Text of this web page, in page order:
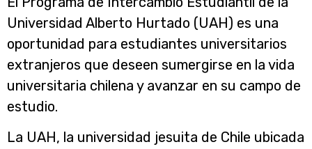
Universidad Alberto Hurtado (UAH) es una
oportunidad para estudiantes universitarios
extranjeros que deseen sumergirse en la vida
universitaria chilena y avanzar en su campo de
estudio.
La UAH, la universidad jesuita de Chile ubicada